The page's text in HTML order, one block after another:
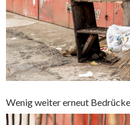
Wenig weiter erneut